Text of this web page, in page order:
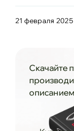
21 февраля 2025
Скачайте